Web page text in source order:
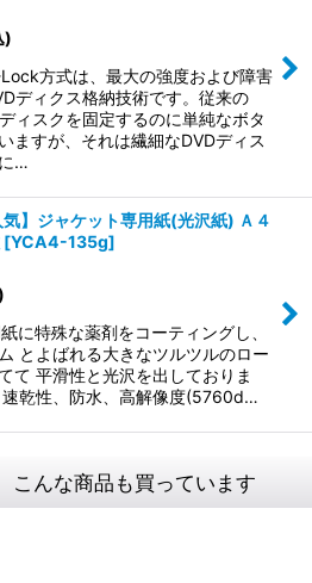
)
方式は、最大の強度および障害
ディクス格納技術です。従来の
ィスクを固定するのに単純なボタ
ますが、それは繊細なDVDディス
…
気】ジャケット専用紙(光沢紙) Ａ４
[YCA4-135g]
に特殊な薬剤をコーティングし、
とよばれる大きなツルツルのロー
て 平滑性と光沢を出しておりま
乾性、防水、高解像度(5760d…
こんな商品も買っています